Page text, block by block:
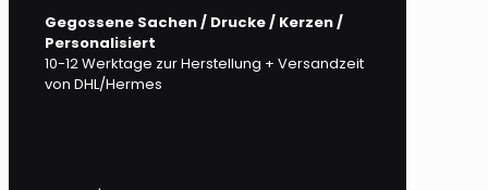
Gegossene Sachen / Drucke / Kerzen /
Personalisiert
10-12 Werktage zur Herstellung + Versandzeit
von DHL/Hermes